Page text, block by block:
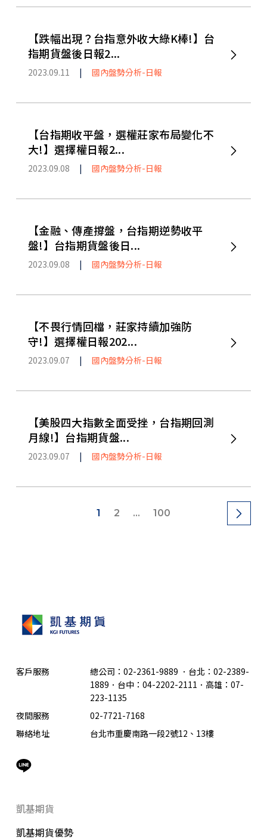
【跌幅出現？台指意外收大綠K棒!】台
指期貨盤後日報2...
2023.09.11 | 國內盤勢分析-日報
【台指期收平盤，選權莊家布局變化不
大!】選擇權日報2...
2023.09.08 | 國內盤勢分析-日報
【金融、傳產撐盤，台指期逆勢收平
盤!】台指期貨盤後日...
2023.09.08 | 國內盤勢分析-日報
【不畏行情回檔，莊家持續加強防
守!】選擇權日報202...
2023.09.07 | 國內盤勢分析-日報
【美股四大指數全面受挫，台指期回測
月線!】台指期貨盤...
2023.09.07 | 國內盤勢分析-日報
1 2 ... 100
客戶服務 總公司：02-2361-9889 ． 台北：02-2389-
1889．台中：04-2202-2111．高雄：07-
223-1135
夜間服務
02-7721-7168
聯絡地址
台北市重慶南路一段2號12、13樓
凱基期貨
凱基期貨優勢